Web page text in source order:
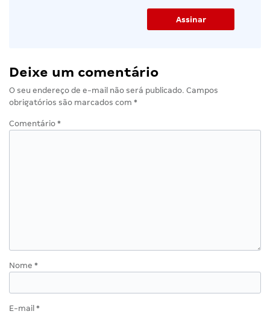
Deixe um comentário
O seu endereço de e-mail não será publicado. Campos
obrigatórios são marcados com *
Comentário *
Nome *
E-mail *